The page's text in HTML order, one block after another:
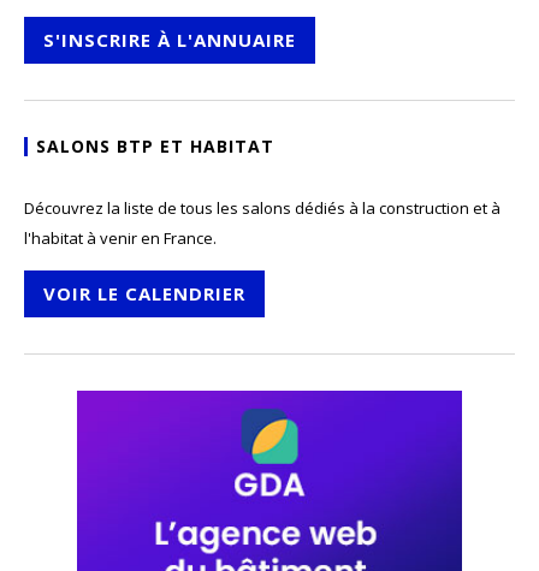
S'INSCRIRE À L'ANNUAIRE
SALONS BTP ET HABITAT
Découvrez la liste de tous les salons dédiés à la construction et à
l'habitat à venir en France.
VOIR LE CALENDRIER